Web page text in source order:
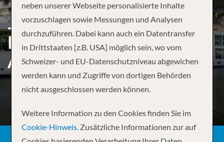
JEWELS OF EUROPE –
BUDAPEST TO
AMSTERDAM
neben unserer Webseite personalisierte Inhalte
vorzuschlagen sowie Messungen und Analysen
durchzuführen. Dabei kann auch ein Datentransfer
in Drittstaaten [z.B. USA] möglich sein, wo vom
Schweizer- und EU-Datenschutzniveau abgewichen
werden kann und Zugriffe von dortigen Behörden
nicht ausgeschlossen werden können.
Weitere Information zu den Cookies finden Sie im
Cookie-Hinweis. Zusätzliche Informationen zur auf